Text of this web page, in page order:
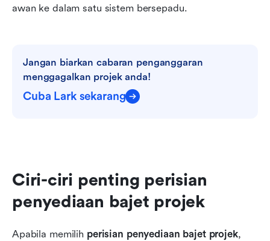
awan ke dalam satu sistem bersepadu.
Jangan biarkan cabaran penganggaran
menggagalkan projek anda!
Cuba Lark sekarang
Ciri-ciri penting perisian
penyediaan bajet projek
Apabila memilih perisian penyediaan bajet projek,